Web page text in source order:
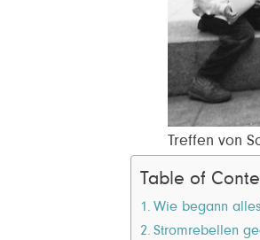
Treffen von
Table of
Wie begann
Stromrebellen